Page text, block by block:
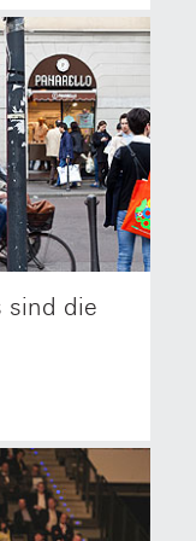
sind die
Design-Profi
und